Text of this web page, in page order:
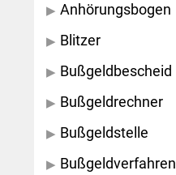
Anhörungsbogen
Blitzer
Bußgeldbescheid
Bußgeldrechner
Bußgeldstelle
Bußgeldverfahren